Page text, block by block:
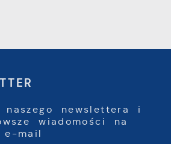
newslettera i
wiadomości na
mail